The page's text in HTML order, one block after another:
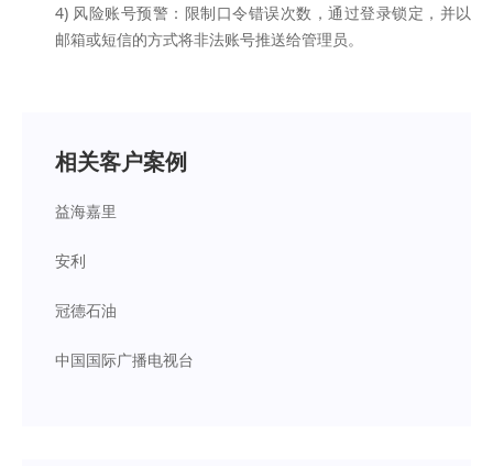
4) 风险账号预警：限制口令错误次数，通过登录锁定，并以
邮箱或短信的方式将非法账号推送给管理员。
相关客户案例
益海嘉里
安利
冠德石油
中国国际广播电视台